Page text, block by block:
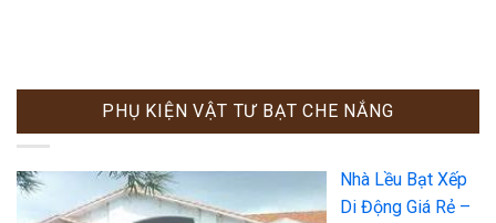
PHỤ KIỆN VẬT TƯ BẠT CHE NẮNG
Nhà Lều Bạt Xếp
Di Động Giá Rẻ –